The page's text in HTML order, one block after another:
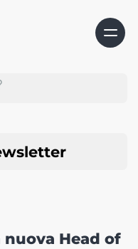
nuova Head of